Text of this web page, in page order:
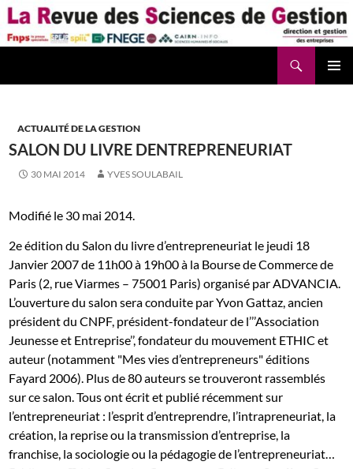
Aller
au
contenu
ACTUALITÉ DE LA GESTION
SALON DU LIVRE DENTREPRENEURIAT
30 MAI 2014 YVES SOULABAIL
Modifié le 30 mai 2014.
2e édition du Salon du livre d’entrepreneuriat le jeudi 18
Janvier 2007 de 11h00 à 19h00 à la Bourse de Commerce de
Paris (2, rue Viarmes – 75001 Paris) organisé par ADVANCIA.
L’ouverture du salon sera conduite par Yvon Gattaz, ancien
président du CNPF, président-fondateur de l’’’Association
Jeunesse et Entreprise’’, fondateur du mouvement ETHIC et
auteur (notamment "Mes vies d’entrepreneurs" éditions
Fayard 2006). Plus de 80 auteurs se trouveront rassemblés
sur ce salon.Tous ont écrit et publié récemment sur
l’entrepreneuriat : l’esprit d’entreprendre, l’intrapreneuriat, la
création, la reprise ou la transmission d’entreprise, la
franchise, la sociologie ou la pédagogie de l’entrepreneuriat…